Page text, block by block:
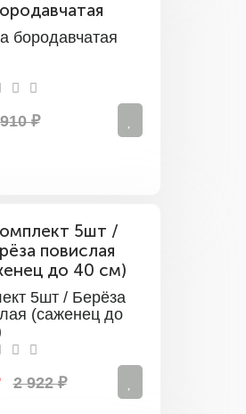
бородавчатая
910 ₽
5шт / Берёза
(саженец до
2 922 ₽